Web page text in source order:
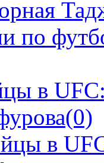
в
(0)